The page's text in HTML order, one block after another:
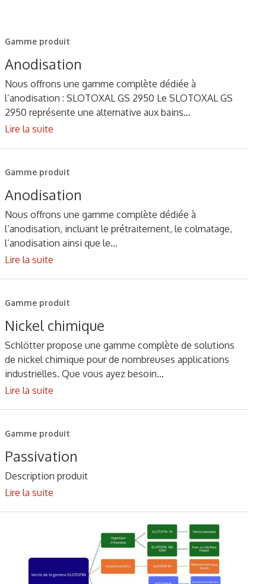
Gamme produit
Anodisation
Nous offrons une gamme complète dédiée à
l’anodisation : SLOTOXAL GS 2950 Le SLOTOXAL GS
2950 représente une alternative aux bains…
Lire la suite
Gamme produit
Anodisation
Nous offrons une gamme complète dédiée à
l’anodisation, incluant le prétraitement, le colmatage,
l’anodisation ainsi que le…
Lire la suite
Gamme produit
Nickel chimique
Schlötter propose une gamme complète de solutions
de nickel chimique pour de nombreuses applications
industrielles. Que vous ayez besoin…
Lire la suite
Gamme produit
Passivation
Description produit
Lire la suite